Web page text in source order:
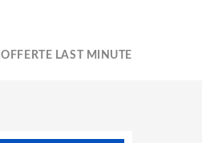
OFFERTE LAST MINUTE